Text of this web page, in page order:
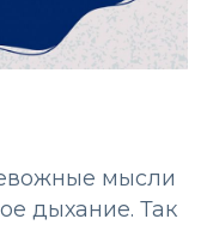
мысли
дыхание. Так